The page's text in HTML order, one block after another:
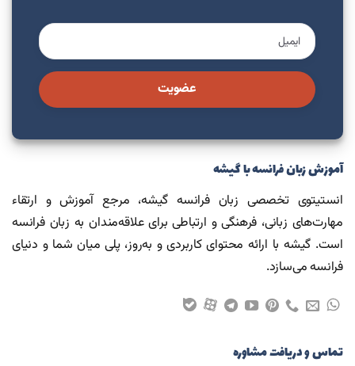
عضویت
آموزش زبان فرانسه با گیشه
انستیتوی تخصصی زبان فرانسه گیشه، مرجع آموزش و ارتقاء
مهارت‌های زبانی، فرهنگی و ارتباطی برای علاقه‌مندان به زبان فرانسه
است. گیشه با ارائه محتوای کاربردی و به‌روز، پلی میان شما و دنیای
فرانسه می‌سازد.
تماس و دریافت مشاوره